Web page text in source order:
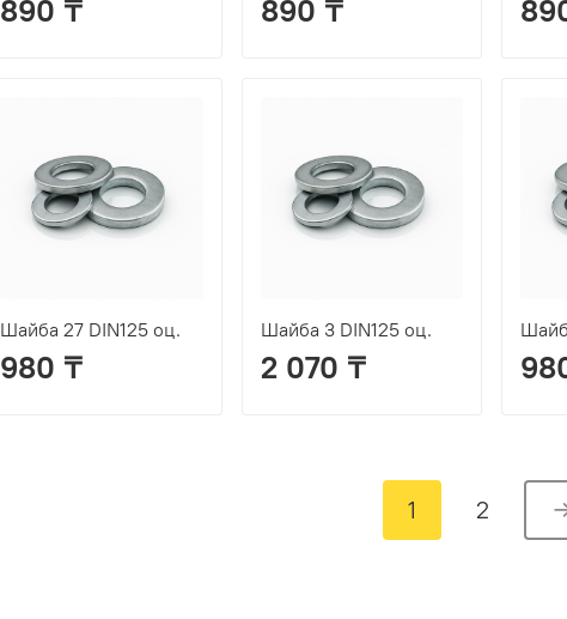
890 ₸ 890 ₸
Шайба 27 DIN125 оц.
980 ₸
Шайба 3 DIN125 оц.
2 070 ₸
1 2